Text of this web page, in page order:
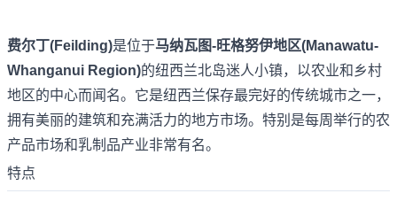
费尔丁(Feilding)是位于马纳瓦图-旺格努伊地区(Manawatu-
Whanganui Region)的纽西兰北岛迷人小镇，以农业和乡村
地区的中心而闻名。它是纽西兰保存最完好的传统城市之一，
拥有美丽的建筑和充满活力的地方市场。特别是每周举行的农
产品市场和乳制品产业非常有名。
特点